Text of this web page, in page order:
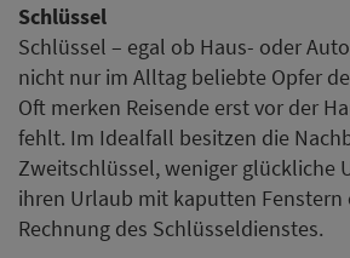
Schlüssel
Schlüssel – egal ob Haus- oder
nicht nur im Alltag beliebte Opfer
Oft merken Reisende erst vor der
fehlt. Im Idealfall besitzen die
Zweitschlüssel, weniger glückliche
ihren Urlaub mit kaputten Fenstern
Rechnung des Schlüsseldienstes.